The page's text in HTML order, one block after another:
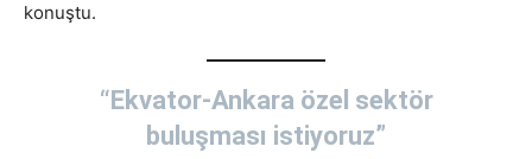
konuştu.
“Ekvator-Ankara özel sektör
buluşması istiyoruz”